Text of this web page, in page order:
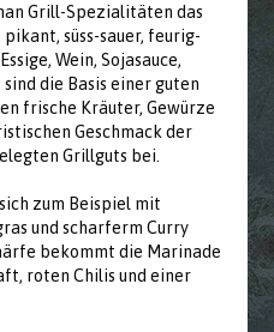
Grill-Spezialitäten das
süss-sauer, feurig-
Wein, Sojasauce,
die Basis einer guten
frische Kräuter, Gewürze
Geschmack der
Grillguts bei.
zum Beispiel mit
und scharferm Curry
bekommt die Marinade
roten Chilis und einer